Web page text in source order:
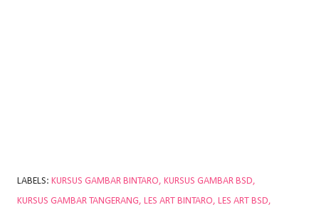
LABELS: KURSUS GAMBAR BINTARO
KURSUS GAMBAR BSD
KURSUS GAMBAR TANGERANG
LES ART BINTARO LES ART BSD